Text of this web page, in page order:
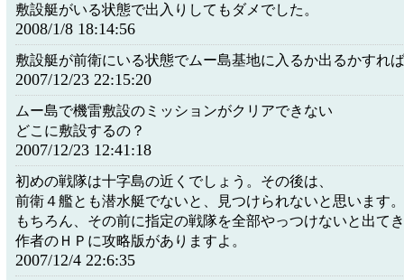
敷設艇がいる状態で出入りしてもダメでした。
2008/1/8 18:14:56
敷設艇が前衛にいる状態でムー島基地に入るか出るかすれ
2007/12/23 22:15:20
ムー島で機雷敷設のミッションがクリアできない
どこに敷設するの？
2007/12/23 12:41:18
初めの戦隊は十字島の近くでしょう。その後は、
前衛４艦とも潜水艇でないと、見つけられないと思います。
もちろん、その前に指定の戦隊を全部やっつけないと出て
作者のＨＰに攻略版がありますよ。
2007/12/4 22:6:35